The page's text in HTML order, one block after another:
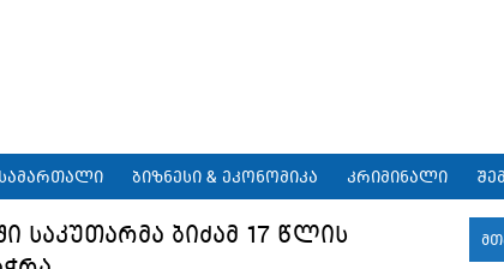
სამართალი ბიზნესი & ეკონომიკა კრიმინალი
ბიძამ 17 წლის